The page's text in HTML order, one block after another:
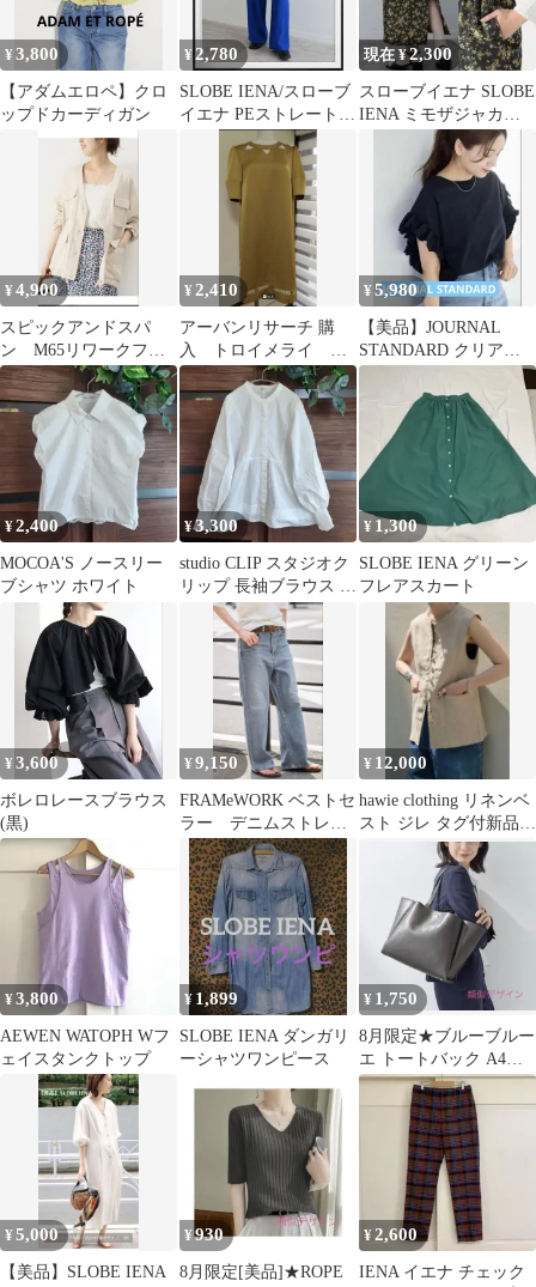
¥3,800
【アダムエロペ】クロ
ップドカーディガン
¥2,780
SLOBE IENA/スローブ
イエナ PEストレートパ
ンツ 静電気防止加工 ３
現在 ¥2,300
スローブイエナ SLOBE
IENA ミモザジャカー
ドギャザースカート
¥4,900
スピックアンドスパ
ン M65リワークフィ
ールドジャケット
¥2,410
アーバンリサーチ 購
入 トロイメライ ワ
ンピース
¥5,980
【美品】JOURNAL
STANDARD クリアコ
ットンフリルTee ブラ
¥2,400
MOCOA'S ノースリー
ブシャツ ホワイト
¥3,300
studio CLIP スタジオク
リップ 長袖ブラウス ホ
ワイト：10,780円
¥ 1,300
SLOBE IENA グリーン
フレアスカート
¥3,600
ボレロレースブラウス
(黒)
¥9,150
FRAMeWORK ベストセ
ラー デニムストレー
トパンツ
¥ 12,000
hawie clothing リネンベ
スト ジレ タグ付新品
SLOBEIENA
¥3,800
AEWEN WATOPH Wフ
ェイスタンクトップ
¥ 1,899
SLOBE IENA ダンガリ
ーシャツワンピース
¥ 1,750
8月限定★ブルーブルー
エ トートバック A4収
納 正方形 モカ
¥5,000
【美品】SLOBE IENA
¥ 930
8月限定[美品]★ROPE
¥2,600
IENA イエナ チェック